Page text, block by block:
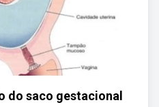
do saco gestacional